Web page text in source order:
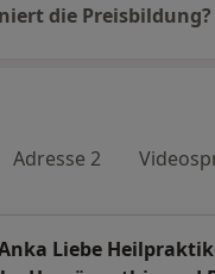
die Preisbildung?
Adresse 2
Liebe